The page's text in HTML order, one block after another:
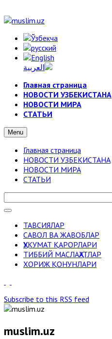
Главная страница
НОВОСТИ УЗБЕКИСТАНА
НОВОСТИ МИРА
СТАТЬИ
Menu
Главная страница
НОВОСТИ УЗБЕКИСТАНА
НОВОСТИ МИРА
СТАТЬИ
ТАВСИЯЛАР
САВОЛ ВА ЖАВОБЛАР
ҲУКУМАТ ҚАРОРЛАРИ
ТИББИЙ МАСЛАҲАТЛАР
ХОРИЖ ҚОНУНЛАРИ
Subscribe to this RSS feed
muslim.uz